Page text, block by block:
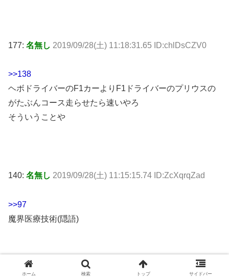
177: 名無し 2019/09/28(土) 11:18:31.65 ID:chlDsCZV0
>>138
ヘボドライバーのF1カーよりF1ドライバーのプリウスの
がたぶんコース走らせたら速いやろ
そういうことや
140: 名無し 2019/09/28(土) 11:15:15.74 ID:ZcXqrqZad
>>97
魔界医療技術(隠語)
175:名無し 2019/09/28(土) 11:18:10.61 ID:jGZXtHfd0
ホーム 検索 トップ サイドバー